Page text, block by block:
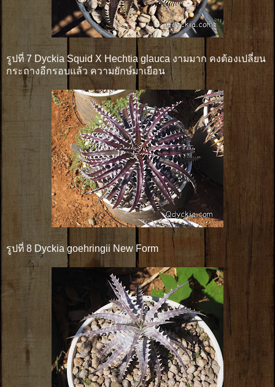
รูปที่ 7 Dyckia Squid X Hechtia glauca งามมาก คงต้องเปลี่ยน
กระถางอีกรอบแล้ว ความยักษ์มาเยือน
รูปที่ 8 Dyckia goehringii New Form